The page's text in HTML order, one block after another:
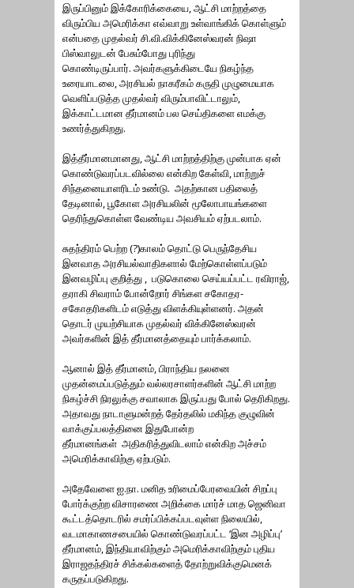
இருப்பினும் இக்கோரிக்கையை, ஆட்சி மாற்றத்தை
விரும்பிய அமெரிக்கா எவ்வாறு உள்வாங்கிக் கொள்ளும்
என்பதை முதல்வர் சி.வி.விக்கினேஸ்வரன் நிஷா
பிஸ்வாலுடன் பேசும்போது புரிந்து
கொண்டிருப்பார். அவர்களுக்கிடையே நிகழ்ந்த
உரையாடலை, அரசியல் நாகரீகம் கருதி முழுமையாக
வெளிப்படுத்த முதல்வர் விரும்பாவிட்டாலும்,
இக்காட்டமான தீர்மானம் பல செய்திகளை எமக்கு
உணர்த்துகிறது.
இத்தீர்மானமானது, ஆட்சி மாற்றத்திற்கு முன்பாக ஏன்
கொண்டுவரப்படவில்லை என்கிற கேள்வி, மாற்றுச்
சிந்தனையாளரிடம் உண்டு. அதற்கான பதிலைத்
தேடினால், பூகோள அரசியலின் மூலோபாயங்களை
தெரிந்துகொள்ள வேண்டிய அவசியம் ஏற்படலாம்.
சுதந்திரம் பெற்ற (?)காலம் தொட்டு பெருந்தேசிய
இனவாத அரசியல்வாதிகளால் மேற்கொள்ளப்படும்
இனவழிப்பு குறித்து , படுகொலை செய்யப்பட்ட ரவிராஜ்,
தராகி சிவராம் போன்றோர் சிங்கள சகோதர-
சகோதரிகளிடம் எடுத்து விளக்கியுள்ளனர். அதன்
தொடர் முயற்சியாக முதல்வர் விக்கினேஸ்வரன்
அவர்களின் இத் தீர்மானத்தையும் பார்க்கலாம்.
ஆனால் இத் தீர்மானம், பிராந்திய நலனை
முதன்மைப்படுத்தும் வல்லரசாளர்களின் ஆட்சி மாற்ற
நிகழ்ச்சி நிரலுக்கு சவாலாக இருப்பது போல் தெரிகிறது.
அதாவது நாடாளுமன்றத் தேர்தலில் மகிந்த குழுவின்
வாக்குப்பலத்தினை இதுபோன்ற
தீர்மானங்கள் அதிகரித்துவிடலாம் என்கிற அச்சம்
அமெரிக்காவிற்கு ஏற்படும்.
அதேவேளை ஐ.நா. மனித உரிமைப்பேரவையின் சிறப்பு
போர்க்குற்ற விசாரணை அறிக்கை மார்ச் மாத ஜெனிவா
கூட்டத்தொடரில் சமர்ப்பிக்கப்படவுள்ள நிலையில்,
வடமாகாணசபையில் கொண்டுவரப்பட்ட ‘இன அழிப்பு’
தீர்மானம், இந்தியாவிற்கும் அமெரிக்காவிற்கும் புதிய
இராஜதந்திரச் சிக்கல்களைத் தோற்றுவிக்குமெனக்
கருதப்படுகிறது.